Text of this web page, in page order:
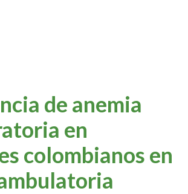
de anemia
en
colombianos en